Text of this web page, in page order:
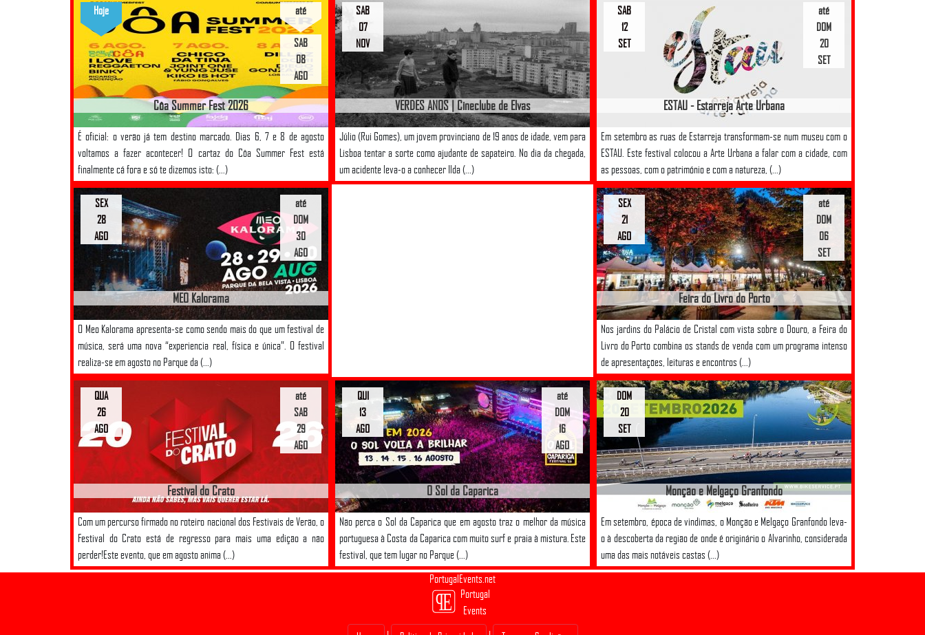
Côa Summer Fest 2026
É oficial: o verão já tem destino marcado. Dias 6, 7 e 8 de agosto
voltamos a fazer acontecer! O cartaz do Côa Summer Fest está
finalmente cá fora e só te dizemos isto: (...)
até
SAB
08
AGO
Hoje
VERDES ANOS | Cineclube de Elvas
Júlio (Rui Gomes), um jovem provinciano de 19 anos de idade, vem para
Lisboa tentar a sorte como ajudante de sapateiro. No dia da chegada,
um acidente leva-o a conhecer Ilda (...)
SAB
07
NOV
ESTAU - Estarreja Arte Urbana
Em setembro as ruas de Estarreja transformam-se num museu com o
ESTAU. Este festival colocou a Arte Urbana a falar com a cidade, com
as pessoas, com o património e com a natureza, (...)
até
DOM
20
SET
SAB
12
SET
MEO Kalorama
O Meo Kalorama apresenta-se como sendo mais do que um festival de
música, será uma nova “experiencia real, física e única”. O festival
realiza-se em agosto no Parque da (...)
até
DOM
30
AGO
SEX
28
AGO
Feira do Livro do Porto
Nos jardins do Palácio de Cristal com vista sobre o Douro, a Feira do
Livro do Porto combina os stands de venda com um programa intenso
de apresentações, leituras e encontros (...)
até
DOM
06
SET
SEX
21
AGO
Festival do Crato
Com um percurso firmado no roteiro nacional dos Festivais de Verão, o
Festival do Crato está de regresso para mais uma edição a não
perder!Este evento, que em agosto anima (...)
até
SAB
29
AGO
QUA
26
AGO
O Sol da Caparica
Não perca o Sol da Caparica que em agosto traz o melhor da música
portuguesa à Costa da Caparica com muito surf e praia à mistura. Este
festival, que tem lugar no Parque (...)
até
DOM
16
AGO
QUI
13
AGO
Monção e Melgaço Granfondo
Em setembro, época de vindimas, o Monção e Melgaço Granfondo leva-
o à descoberta da região de onde é originário o Alvarinho, considerada
uma das mais notáveis castas (...)
DOM
20
SET
PortugalEvents.net
Portugal
Events